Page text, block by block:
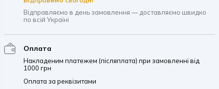
Відправляємо в день замовлення — доставляємо швидко
по всій Україні
Оплата
Накладеним платежем (післяплата) при замовленні від
1000 грн
Оплата за реквізитами